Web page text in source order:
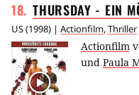
18. THURSDAY - EIN
US(1998) | Actionfilm,Thriller
Actionfilm
und Paula